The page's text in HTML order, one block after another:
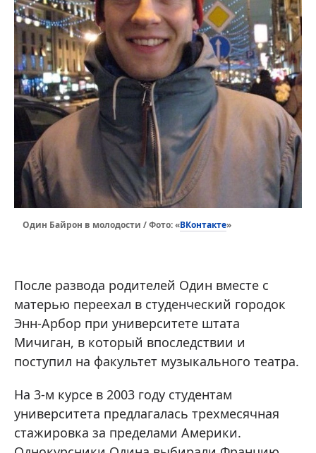
Один Байрон в молодости / Фото: «ВКонтакте»
После развода родителей Один вместе с
матерью переехал в студенческий городок
Энн-Арбор при университете штата
Мичиган, в который впоследствии и
поступил на факультет музыкального театра.
На 3-м курсе в 2003 году студентам
университета предлагалась трехмесячная
стажировка за пределами Америки.